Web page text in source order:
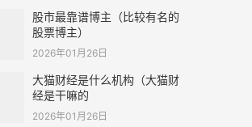
股市最靠谱博主（比较有名的
股票博主）
2026年01月26日
大猫财经是什么机构（大猫财
经是干嘛的
2026年01月26日